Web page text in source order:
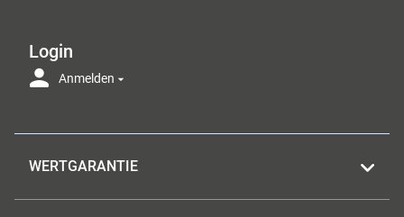
Login
Anmelden
WERTGARANTIE